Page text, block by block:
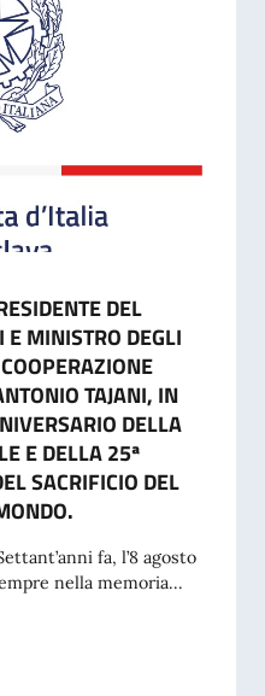
DEL
MINISTRO DEGLI
TAJANI, IN
DELLA
E DELLA 25ª
SACRIFICIO DEL
fa, l’8 agosto
nella memoria...
DEL CONSIGLIO DEI